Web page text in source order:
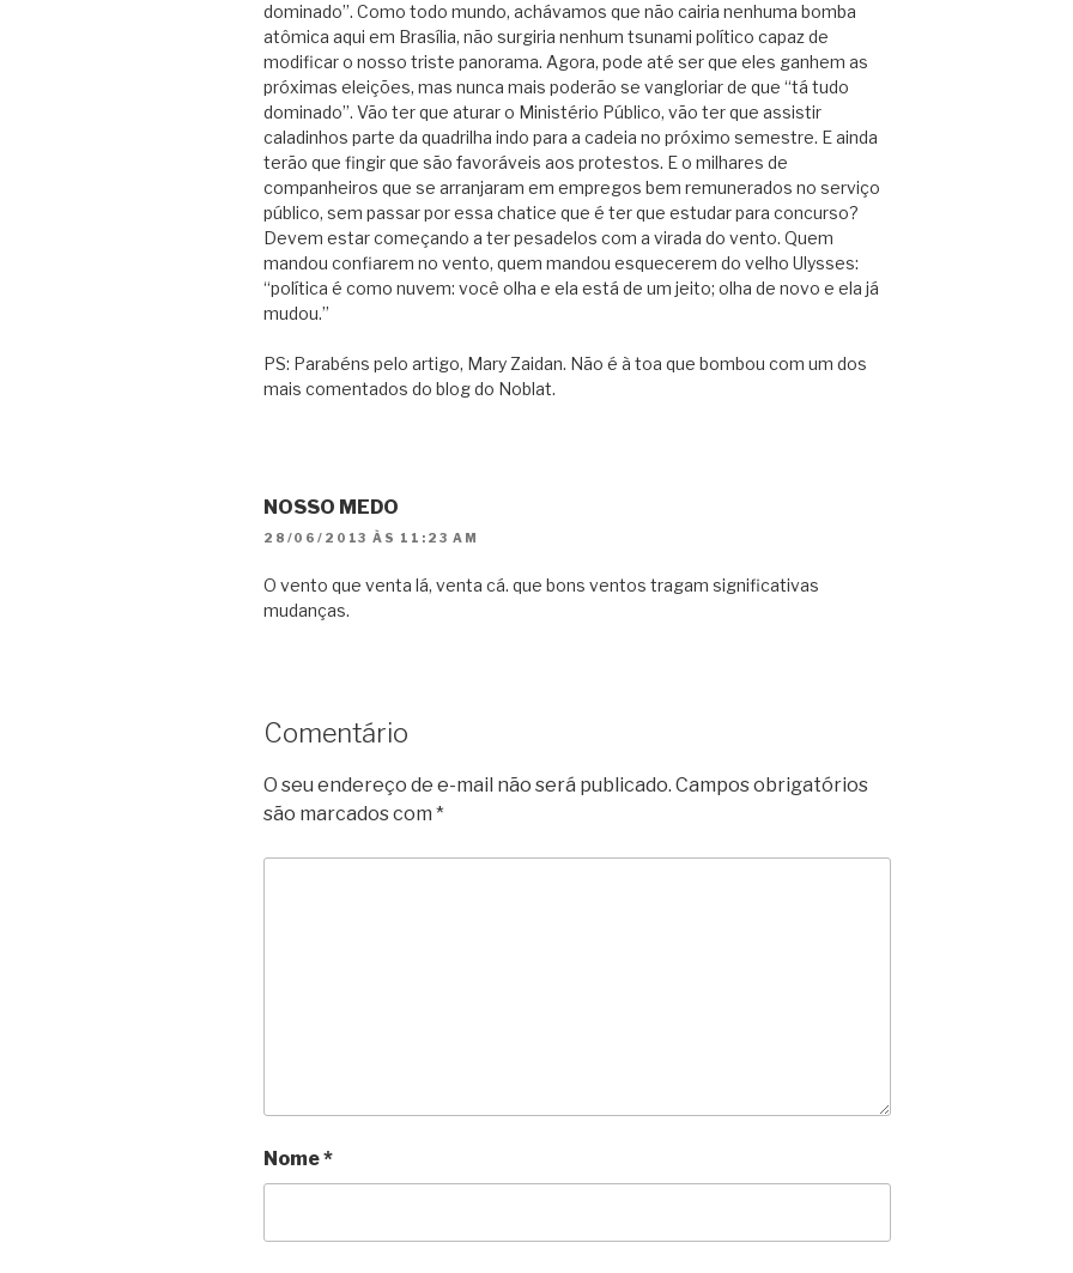
dominado”. Como todo mundo, achávamos que não cairia nenhuma bomba
atômica aqui em Brasília, não surgiria nenhum tsunami político capaz de
modificar o nosso triste panorama. Agora, pode até ser que eles ganhem as
próximas eleições, mas nunca mais poderão se vangloriar de que “tá tudo
dominado”. Vão ter que aturar o Ministério Público, vão ter que assistir
caladinhos parte da quadrilha indo para a cadeia no próximo semestre. E ainda
terão que fingir que são favoráveis aos protestos. E o milhares de
companheiros que se arranjaram em empregos bem remunerados no serviço
público, sem passar por essa chatice que é ter que estudar para concurso?
Devem estar começando a ter pesadelos com a virada do vento. Quem
mandou confiarem no vento, quem mandou esquecerem do velho Ulysses:
“política é como nuvem: você olha e ela está de um jeito; olha de novo e ela já
mudou.”
PS: Parabéns pelo artigo, Mary Zaidan. Não é à toa que bombou com um dos
mais comentados do blog do Noblat.
NOSSO MEDO
28/06/2013 ÀS 11:23 AM
O vento que venta lá, venta cá. que bons ventos tragam significativas
mudanças.
Comentário
O seu endereço de e-mail não será publicado. Campos obrigatórios
são marcados com *
Nome*